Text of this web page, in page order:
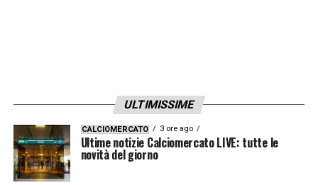
ULTIMISSIME
CALCIOMERCATO 3 ore ago
Ultime notizie Calciomercato LIVE: tutte le
novità del giorno